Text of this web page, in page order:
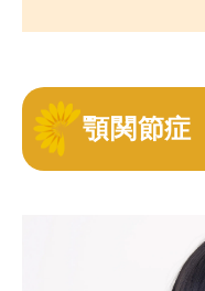
顎関節症